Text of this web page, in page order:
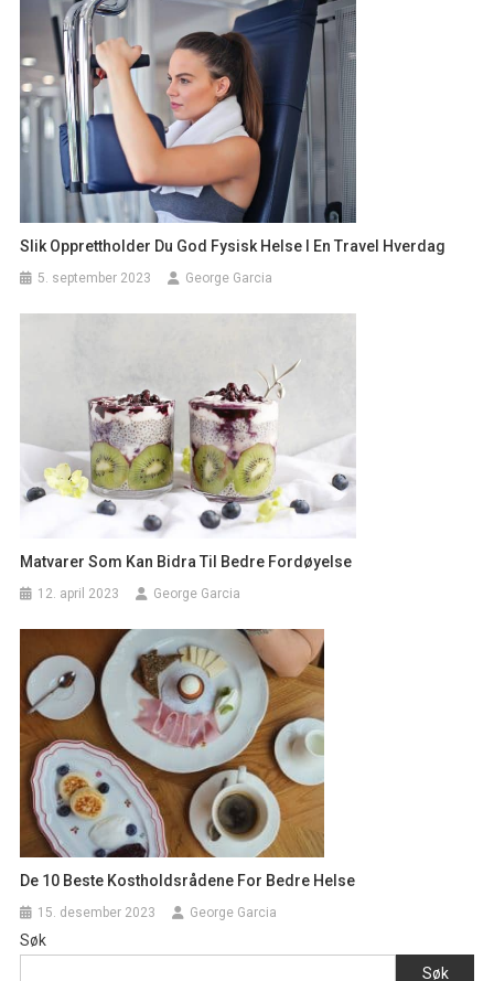
Slik Opprettholder Du God Fysisk Helse I En Travel Hverdag
5. september 2023 George Garcia
Matvarer Som Kan Bidra Til Bedre Fordøyelse
12. april 2023 George Garcia
De 10 Beste Kostholdsrådene For Bedre Helse
15. desember 2023 George Garcia
Søk
Søk